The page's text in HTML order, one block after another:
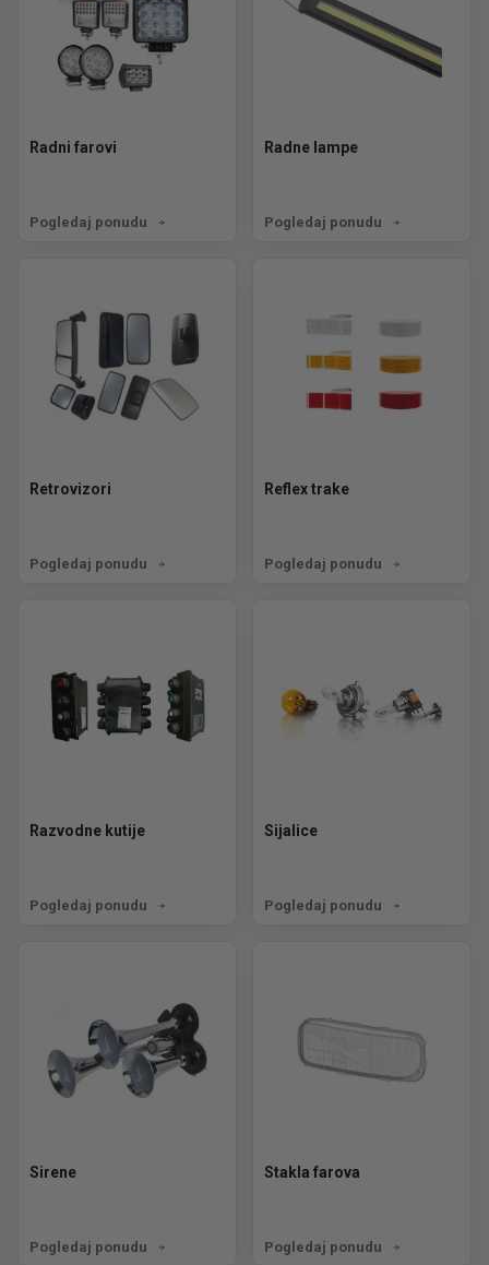
Radni farovi
Pogledaj ponudu
Radne lampe
Pogledaj ponudu
Retrovizori
Pogledaj ponudu
Reflex trake
Pogledaj ponudu
Razvodne kutije
Pogledaj ponudu
Sijalice
Pogledaj ponudu
Sirene
Pogledaj ponudu
Stakla farova
Pogledaj ponudu